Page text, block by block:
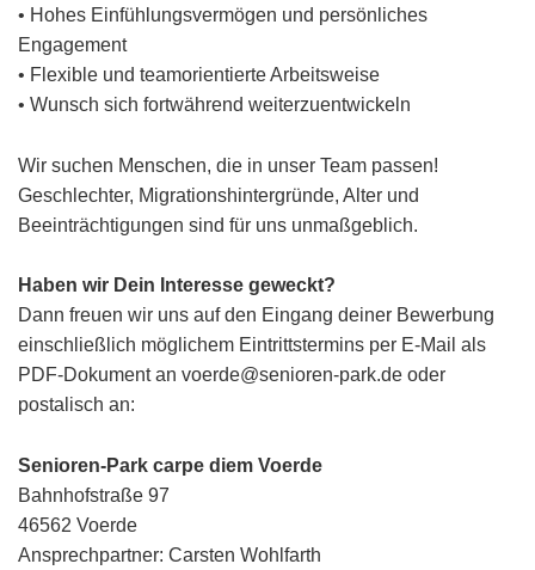
• Hohes Einfühlungsvermögen und persönliches
Engagement
• Flexible und teamorientierte Arbeitsweise
• Wunsch sich fortwährend weiterzuentwickeln
Wir suchen Menschen, die in unser Team passen!
Geschlechter, Migrationshintergründe, Alter und
Beeinträchtigungen sind für uns unmaßgeblich.
Haben wir Dein Interesse geweckt?
Dann freuen wir uns auf den Eingang deiner Bewerbung
einschließlich möglichem Eintrittstermins per E-Mail als
PDF-Dokument an voerde@senioren-park.de oder
postalisch an:
Senioren-Park carpe diem Voerde
Bahnhofstraße 97
46562 Voerde
Ansprechpartner: Carsten Wohlfarth